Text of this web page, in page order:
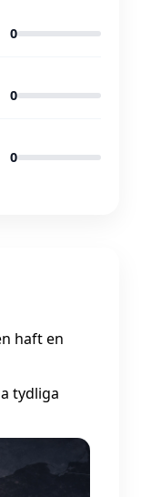
0
0
0
haft en
tydliga